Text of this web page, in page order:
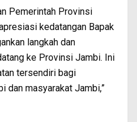
Pemerintah Provinsi
kedatangan Bapak
langkah dan
ke Provinsi Jambi. Ini
tersendiri bagi
dan masyarakat Jambi,”